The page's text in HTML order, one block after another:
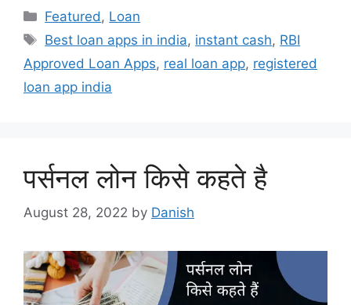
Categories
Featured , Loan
Tags
Best loan apps in india, instant cash, RBI
Approved Loan Apps, real loan app, registered
loan app india
पर्सनल लोन किसे कहते है
August 28, 2022 by Danish